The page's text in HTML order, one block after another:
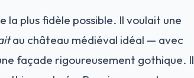
plus fidèle possible. Il voulait une
au château médiéval idéal — avec
façade rigoureusement gothique. Il